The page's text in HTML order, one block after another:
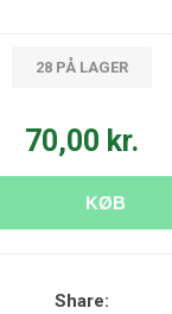
28 PÅ LAGER
70,00 kr.
KØB
Share: